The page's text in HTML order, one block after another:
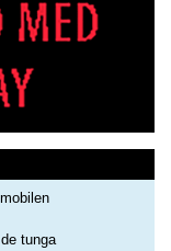
tunga